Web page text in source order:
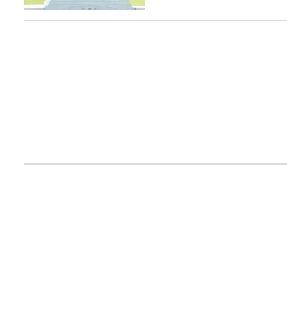
ったか。ゴルフがメンタル